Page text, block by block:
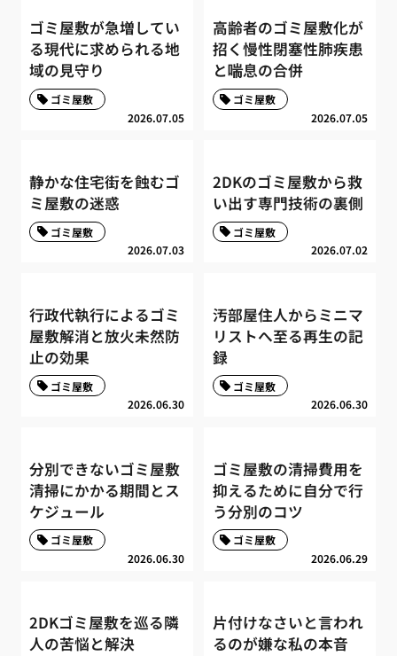
ゴミ屋敷が急増してい
る現代に求められる地
域の見守り
2026.07.05
ゴミ屋敷
高齢者のゴミ屋敷化が
招く慢性閉塞性肺疾患
と喘息の合併
2026.07.05
ゴミ屋敷
静かな住宅街を蝕むゴ
ミ屋敷の迷惑
2026.07.03
ゴミ屋敷
2DKのゴミ屋敷から救
い出す専門技術の裏側
2026.07.02
ゴミ屋敷
行政代執行によるゴミ
屋敷解消と放火未然防
止の効果
2026.06.30
ゴミ屋敷
汚部屋住人からミニマ
リストへ至る再生の記
録
2026.06.30
ゴミ屋敷
分別できないゴミ屋敷
清掃にかかる期間とス
ケジュール
2026.06.30
ゴミ屋敷
ゴミ屋敷の清掃費用を
抑えるために自分で行
う分別のコツ
2026.06.29
ゴミ屋敷
2DKゴミ屋敷を巡る隣
人の苦悩と解決
片付けなさいと言われ
るのが嫌な私の本音